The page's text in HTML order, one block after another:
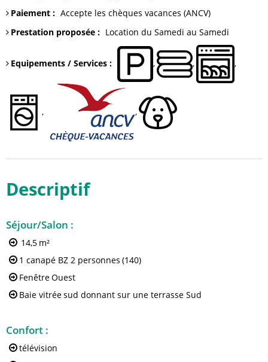
Paiement : Accepte les chèques vacances (ANCV)
Prestation proposée : Location du Samedi au Samedi
Equipements / Services :
Descriptif
Séjour/Salon :
14,5 m²
1 canapé BZ 2 personnes (140)
FenêtreOuest
Baie vitréesud donnant sur une terrasse Sud
Confort :
télévision